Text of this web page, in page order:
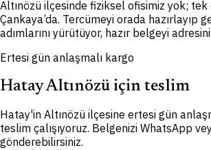
Altınözü ilçesinde fiziksel ofisimiz yok;
Çankaya’da. Tercümeyi orada hazırlayıp
adımlarını yürütüyor, hazır belgeyi
Ertesi gün anlaşmalı kargo
Hatay Altınözü için teslim
Hatay'in Altınözü ilçesine ertesi gün
teslim çalışıyoruz. Belgenizi WhatsApp
gönderebilirsiniz.